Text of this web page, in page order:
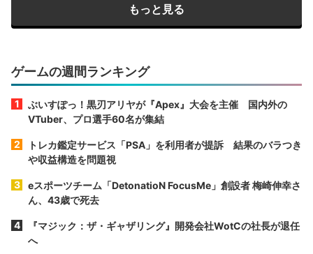
もっと見る
ゲームの週間ランキング
ぶいすぽっ！黒刃アリヤが『Apex』大会を主催 国内外の
VTuber、プロ選手60名が集結
トレカ鑑定サービス「PSA」を利用者が提訴 結果のバラつき
や収益構造を問題視
eスポーツチーム「DetonatioN FocusMe」創設者 梅崎伸幸さ
ん、43歳で死去
『マジック：ザ・ギャザリング』開発会社WotCの社長が退任
へ